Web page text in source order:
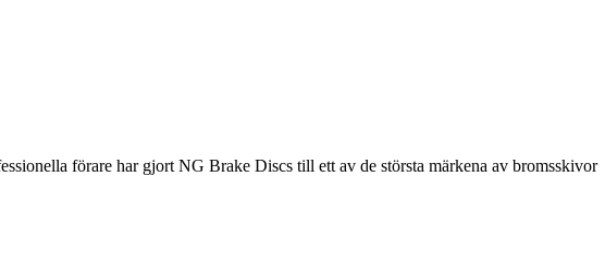
förare har gjort NG Brake Discs till ett av de största märkena av bromsskivor